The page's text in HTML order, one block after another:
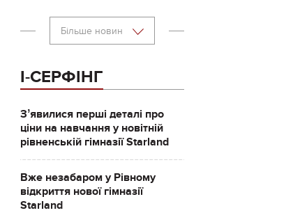
Більше новин
І-СЕРФІНГ
Зʼявилися перші деталі про
ціни на навчання у новітній
рівненській гімназії Starland
Вже незабаром у Рівному
відкриття нової гімназії
Starland